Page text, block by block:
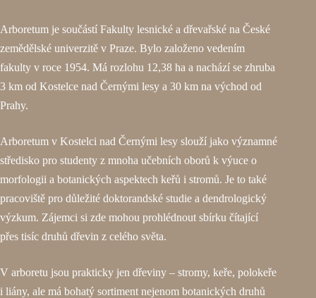
Arboretum je součástí Fakulty lesnické a dřevařské na České
zemědělské univerzitě v Praze. Bylo založeno vedením
fakulty v roce 1954. Má rozlohu 12,38 ha a nachází se zhruba
3 km od Kostelce nad Černými lesy a 30 km na východ od
Prahy.
Arboretum v Kostelci nad Černými lesy slouží jako významné
středisko pro studenty z mnoha učebních oborů k výuce o
morfologii a botanických aspektech keřů i stromů. Je to také
pracoviště pro důležité doktorandské studie a dendrologický
výzkum. Zájemci si zde mohou prohlédnout sbírku čítající
přes tisíc druhů dřevin z celého světa.
V arboretu jsou prakticky jen dřeviny – stromy, keře, polokeře
i liány, ale má bohatý sortiment nejenom botanických druhů